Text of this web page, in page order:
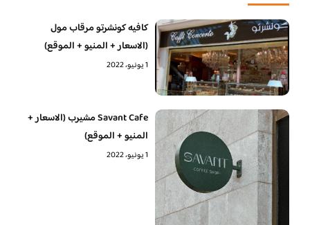
كافيه كونشرتو مرقاب مول
(الاسعار + المنيو + الموقع)
1 يونيو، 2022
Savant Cafe مشيرب (الاسعار +
المنيو + الموقع)
1 يونيو، 2022